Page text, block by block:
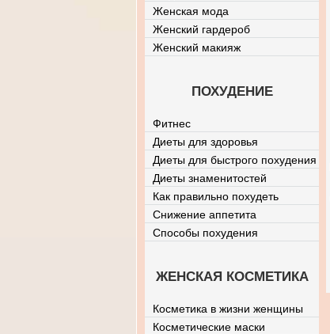
Женская мода
Женский гардероб
Женский макияж
ПОХУДЕНИЕ
Фитнес
Диеты для здоровья
Диеты для быстрого похудения
Диеты знаменитостей
Как правильно похудеть
Снижение аппетита
Способы похудения
ЖЕНСКАЯ КОСМЕТИКА
Косметика в жизни женщины
Косметические маски